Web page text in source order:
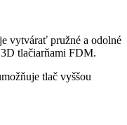
vytvárať pružné a odolné
tlačiarňami FDM.
tlač vyššou